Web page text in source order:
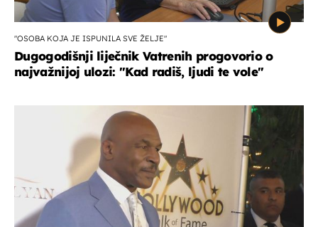
"OSOBA KOJA JE ISPUNILA SVE ŽELJE"
Dugogodišnji liječnik Vatrenih progovorio o
najvažnijoj ulozi: "Kad radiš, ljudi te vole"